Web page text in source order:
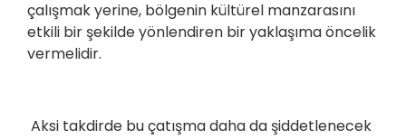
çalışmak yerine, bölgenin kültürel manzarasını
etkili bir şekilde yönlendiren bir yaklaşıma öncelik
vermelidir.
Aksi takdirde bu çatışma daha da şiddetlenecek